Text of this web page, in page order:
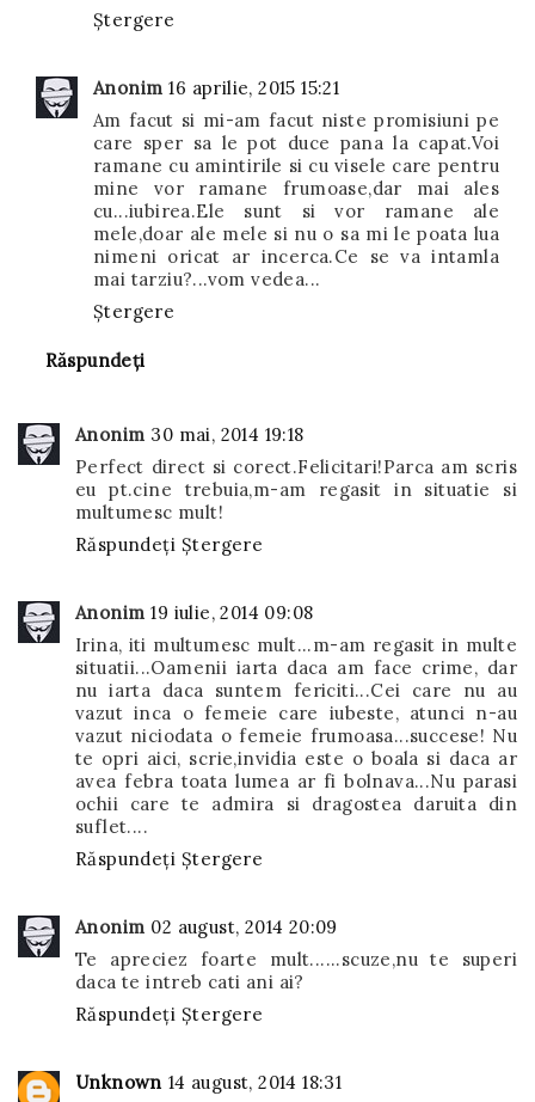
Ștergere
Anonim 16 aprilie, 2015 15:21
Am facut si mi-am facut niste promisiuni pe
care sper sa le pot duce pana la capat.Voi
ramane cu amintirile si cu visele care pentru
mine vor ramane frumoase,dar mai ales
cu...iubirea.Ele sunt si vor ramane ale
mele,doar ale mele si nu o sa mi le poata lua
nimeni oricat ar incerca.Ce se va intamla
mai tarziu?...vom vedea...
Ștergere
Răspundeți
Anonim 30 mai, 2014 19:18
Perfect direct si corect.Felicitari!Parca am scris
eu pt.cine trebuia,m-am regasit in situatie si
multumesc mult!
Răspundeți Ștergere
Anonim 19 iulie, 2014 09:08
Irina, iti multumesc mult...m-am regasit in multe
situatii...Oamenii iarta daca am face crime, dar
nu iarta daca suntem fericiti...Cei care nu au
vazut inca o femeie care iubeste, atunci n-au
vazut niciodata o femeie frumoasa...succese! Nu
te opri aici, scrie,invidia este o boala si daca ar
avea febra toata lumea ar fi bolnava...Nu parasi
ochii care te admira si dragostea daruita din
suflet....
Răspundeți Ștergere
Anonim 02 august, 2014 20:09
Te apreciez foarte mult......scuze,nu te superi
daca te intreb cati ani ai?
Răspundeți Ștergere
Unknown 14 august, 2014 18:31